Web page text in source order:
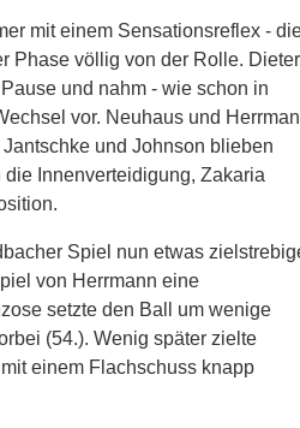
mit einem Sensationsreflex -
Phase völlig von der Rolle. Dieter
und nahm - wie schon in
vor. Neuhaus und
und Johnson blieben
Innenverteidigung, Zakaria
Spiel nun etwas
von Herrmann eine
setzte den Ball um wenige
(54.). Wenig später zielte
einem Flachschuss knapp